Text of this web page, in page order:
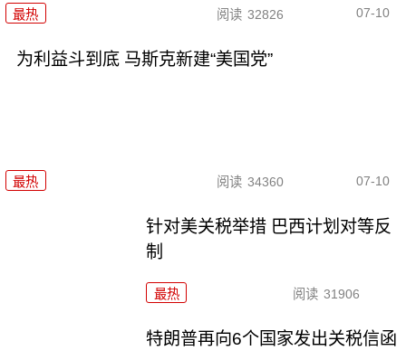
最热 阅读 32826 07-10
为利益斗到底 马斯克新建“美国党”
最热 阅读 34360 07-10
针对美关税举措 巴西计划对等反
制
最热 阅读 31906
特朗普再向6个国家发出关税信函